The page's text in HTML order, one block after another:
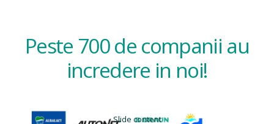
Peste 700 de companii au
incredere in noi!
Slide content